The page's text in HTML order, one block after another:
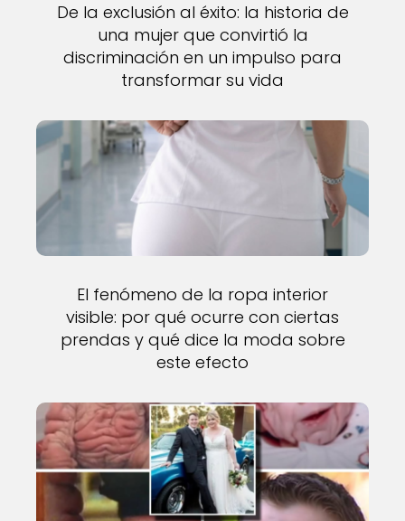
De la exclusión al éxito: la historia de
una mujer que convirtió la
discriminación en un impulso para
transformar su vida
El fenómeno de la ropa interior
visible: por qué ocurre con ciertas
prendas y qué dice la moda sobre
este efecto